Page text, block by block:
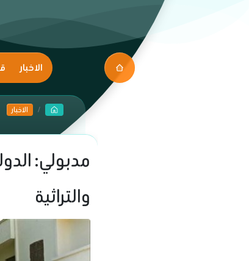
الاخبار
الاخبار
مدبولي:
والتراثية